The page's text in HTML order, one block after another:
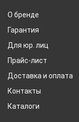
О бренде
Гарантия
Для юр. лиц
Прайс-лист
Доставка и оплата
Контакты
Каталоги